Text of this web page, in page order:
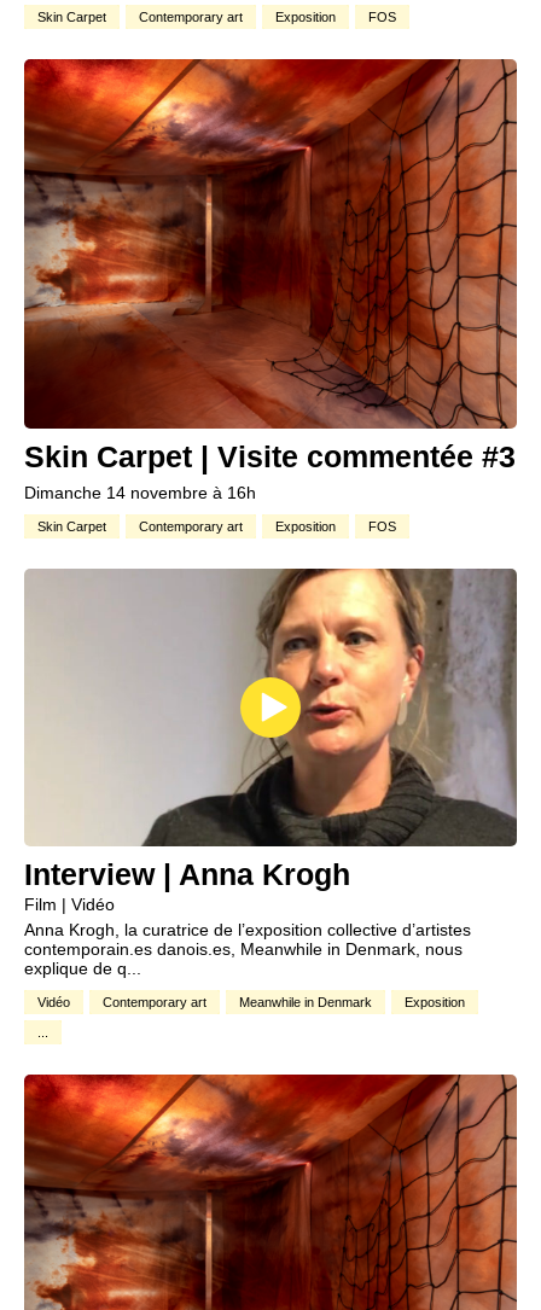
Skin Carpet Contemporary art Exposition FOS
Skin Carpet | Visite commentée #3
Dimanche 14 novembre à 16h
Skin Carpet Contemporary art Exposition FOS
Interview | Anna Krogh
Film | Vidéo
Anna Krogh, la curatrice de l’exposition collective d’artistes
contemporain.es danois.es, Meanwhile in Denmark, nous
explique de q...
Vidéo Contemporary art Meanwhile in Denmark Exposition